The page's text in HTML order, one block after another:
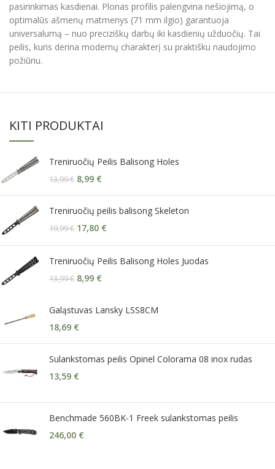
pasirinkimas kasdienai. Plonas profilis palengvina nešiojimą, o
optimalūs ašmenų matmenys (71 mm ilgio) garantuoja
universalumą – nuo preciziškų darbų iki kasdienių užduočių. Tai
peilis, kuris derina modernų charakterį su praktišku naudojimo
požiūriu.
KITI PRODUKTAI
Treniruočių Peilis Balisong Holes
13,99€ 8,99 €
Treniruočių peilis balisong Skeleton
19,99€ 17,80 €
Treniruočių Peilis Balisong Holes Juodas
13,99€ 8,99 €
Galąstuvas Lansky LSS8CM
18,69 €
Sulankstomas peilis Opinel Colorama 08 inox rudas
13,59 €
Benchmade 560BK-1 Freek sulankstomas peilis
246,00 €